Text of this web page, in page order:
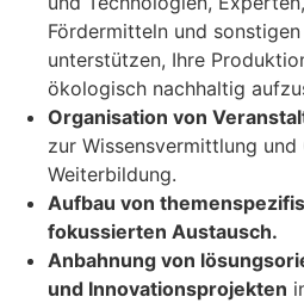
Fördermitteln und
unterstützen, Ihre
ökologisch nachhaltig
Organisation von
zur Wissensvermittlung
Weiterbildung.
Aufbau von
fokussierten Austausch.
Anbahnung von
und Innovationsprojekten